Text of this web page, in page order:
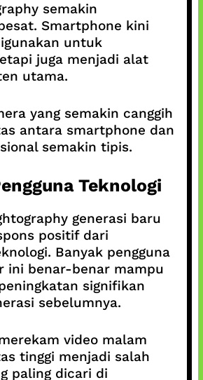
semakin
Smartphone kini
untuk
juga menjadi alat
utama.
yang semakin canggih
antara smartphone dan
semakin tipis.
Teknologi
generasi baru
positif dari
Banyak pengguna
ini benar-benar mampu
signifikan
sebelumnya.
video malam
tinggi menjadi salah
paling dicari di